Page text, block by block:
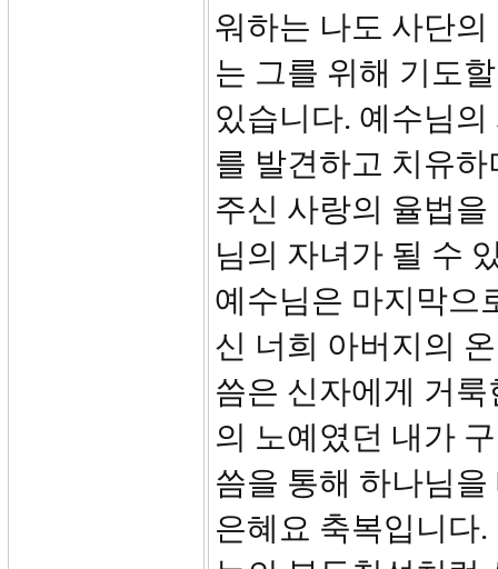
워하는 나도 사단
는 그를 위해 기도
있습니다. 예수님
를 발견하고 치유
주신 사랑의 율법
님의 자녀가 될 수
예수님은 마지막으
신 너희 아버지의
씀은 신자에게 거
의 노예였던 내가
씀을 통해 하나님
은혜요 축복입니다